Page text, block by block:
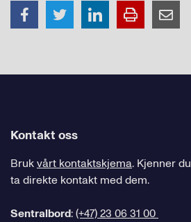
Kontakt oss
Brukvårt kontaktskjema. Kjenner du
ta direkte kontakt med dem.
Sentralbord:(+47) 23 06 31 00